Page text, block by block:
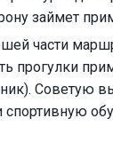
займет
части
прогулки
Советую